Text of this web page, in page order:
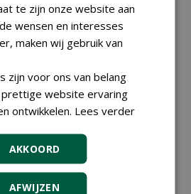
bekend
woensdag 9 september 2026
t/m vrijdag 18 september 2026
'Natuurlijke
maandag 28 september 2026
Jongerendag
vrijdag 9 oktober 2026
te zijn onze website aan
wensen en interesses
maken wij gebruik van
zijn voor ons van belang
website ervaring
ontwikkelen. Lees verder
AKKOORD
AFWIJZEN